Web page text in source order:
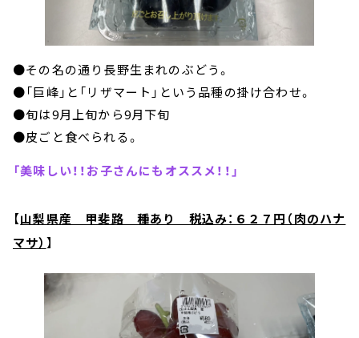
●その名の通り長野生まれのぶどう。
●「巨峰」と「リザマート」という品種の掛け合わせ。
●旬は9月上旬から9月下旬
●皮ごと食べられる。
「美味しい！！お子さんにもオススメ！！」
【山梨県産 甲斐路 種あり 税込み：６２７円（肉のハナ
マサ） 】